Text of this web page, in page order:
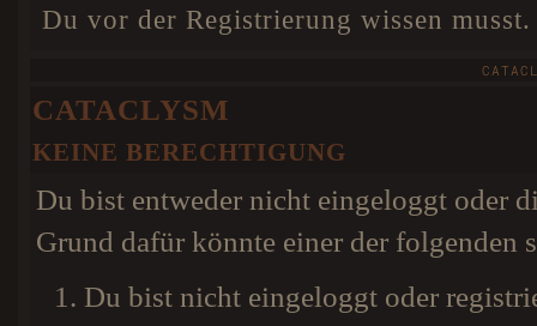
Du vor der Registrierung wissen musst.
CATACLYSM
KEINE BERECHTIGUNG
Du bist entweder nicht eingeloggt oder
Grund dafür könnte einer der folgenden
Du bist nicht eingeloggt oder